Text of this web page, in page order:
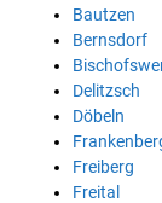
Bautzen
Bernsdorf
Delitzsch
Döbeln
Freiberg
Freital